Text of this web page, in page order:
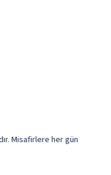
Misafirlere her gün